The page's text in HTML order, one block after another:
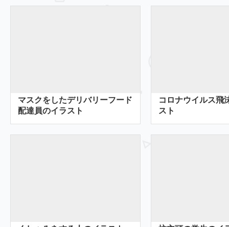
マスクをしたデリバリーフード
配達員のイラスト
コロナウイルス飛
スト